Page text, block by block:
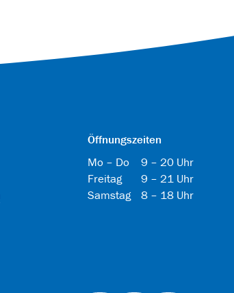
Öffnungszeiten
Mo – Do
9 – 20 Uhr
Freitag
9 – 21 Uhr
Samstag
8 – 18 Uhr